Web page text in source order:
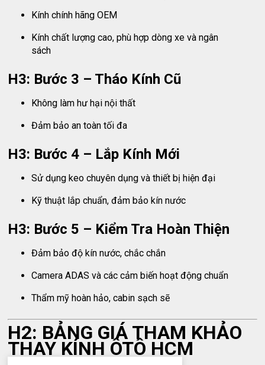
Kính chính hãng OEM
Kính chất lượng cao, phù hợp dòng xe và ngân
sách
H3: Bước 3 – Tháo Kính Cũ
Không làm hư hại nội thất
Đảm bảo an toàn tối đa
H3: Bước 4 – Lắp Kính Mới
Sử dụng keo chuyên dụng và thiết bị hiện đại
Kỹ thuật lắp chuẩn, đảm bảo kín nước
H3: Bước 5 – Kiểm Tra Hoàn Thiện
Đảm bảo độ kín nước, chắc chắn
Camera ADAS và các cảm biến hoạt động chuẩn
Thẩm mỹ hoàn hảo, cabin sạch sẽ
H2: BẢNG GIÁ THAM KHẢO
THAY KÍNH ÔTÔ HCM